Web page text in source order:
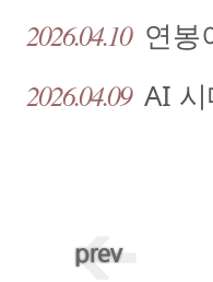
2026.04.10 연봉
2026.04.09 AI